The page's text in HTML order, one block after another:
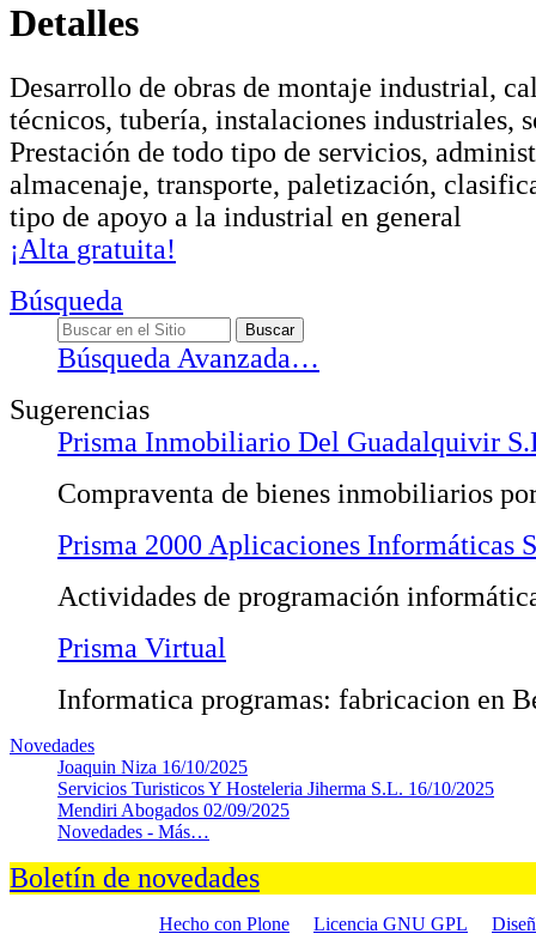
Detalles
Desarrollo de obras de montaje industrial,
técnicos, tubería, instalaciones industriales,
Prestación de todo tipo de servicios,
almacenaje, transporte, paletización,
tipo de apoyo a la industrial en general
¡Alta gratuita!
Búsqueda
Búsqueda Avanzada…
Sugerencias
Prisma Inmobiliario Del Guadalquivir
Compraventa de bienes inmobiliarios
Prisma 2000 Aplicaciones Informáticas
Actividades de programación
Prisma Virtual
Informatica programas: fabricacion en
Novedades
Joaquin Niza 16/10/2025
Servicios Turisticos Y Hosteleria Jiherma S.L. 16/10/2025
Mendiri Abogados 02/09/2025
Novedades - Más…
Boletín de novedades
Hecho con Plone Licencia GNU GPL